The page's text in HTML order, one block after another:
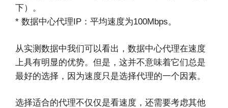
下）。
* 数据中心代理IP：平均速度为100Mbps。
从实测数据中我们可以看出，数据中心代理在速度
上具有明显的优势。但是，这并不意味着它们总是
最好的选择，因为速度只是选择代理的一个因素。
选择适合的代理不仅仅是看速度，还需要考虑其他